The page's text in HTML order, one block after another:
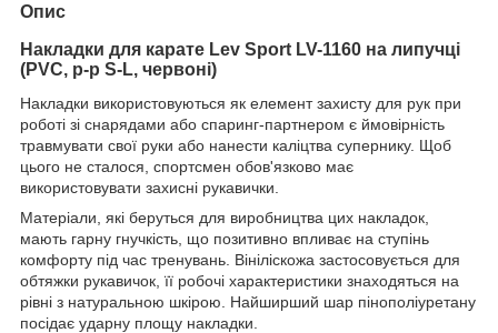
Опис
Накладки для карате Lev Sport LV-1160 на липучці
(PVC, р-р S-L, червоні)
Накладки використовуються як елемент захисту для рук при
роботі зі снарядами або спаринг-партнером є ймовірність
травмувати свої руки або нанести каліцтва супернику. Щоб
цього не сталося, спортсмен обов'язково має
використовувати захисні рукавички.
Матеріали, які беруться для виробництва цих накладок,
мають гарну гнучкість, що позитивно впливає на ступінь
комфорту під час тренувань. Вініліскожа застосовується для
обтяжки рукавичок, її робочі характеристики знаходяться на
рівні з натуральною шкірою.
Найширший шар пінополіуретану
посідає ударну площу накладки.